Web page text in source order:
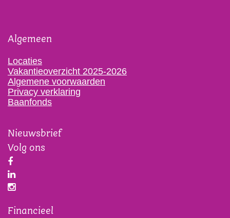
Algemeen
Locaties
Vakantieoverzicht 2025-2026
Algemene voorwaarden
Privacy verklaring
Baanfonds
Nieuwsbrief
Volg ons
Financieel